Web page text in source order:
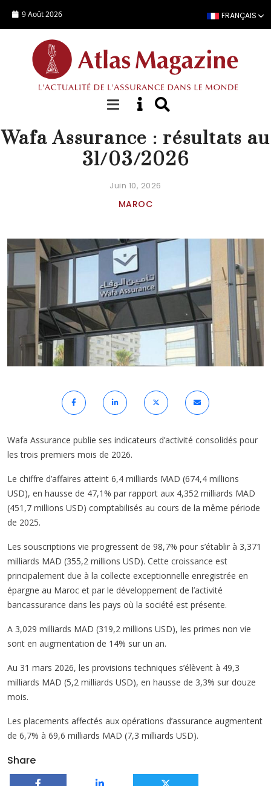
9 Août 2026 FRANÇAIS
ACTUALITÉ
Wafa Assurance : résultats au
31/03/2026
Juin 10, 2026
MAROC
Wafa Assurance publie ses indicateurs d’activité consolidés pour
les trois premiers mois de 2026.
Le chiffre d’affaires atteint 6,4 milliards MAD (674,4 millions
USD), en hausse de 47,1% par rapport aux 4,352 milliards MAD
(451,7 millions USD) comptabilisés au cours de la même période
de 2025.
Les souscriptions vie progressent de 98,7% pour s’établir à 3,371
milliards MAD (355,2 millions USD). Cette croissance est
principalement due à la collecte exceptionnelle enregistrée en
épargne au Maroc et par le développement de l’activité
bancassurance dans les pays où la société est présente.
A 3,029 milliards MAD (319,2 millions USD), les primes non vie
sont en augmentation de 14% sur un an.
Au 31 mars 2026, les provisions techniques s’élèvent à 49,3
milliards MAD (5,2 milliards USD), en hausse de 3,3% sur douze
mois.
Les placements affectés aux opérations d’assurance augmentent
de 6,7% à 69,6 milliards MAD (7,3 milliards USD).
Share